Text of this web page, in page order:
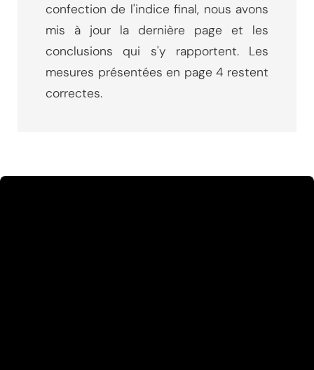
confection de l'indice final, nous avons
mis à jour la dernière page et les
conclusions qui s'y rapportent. Les
mesures présentées en page 4 restent
correctes.